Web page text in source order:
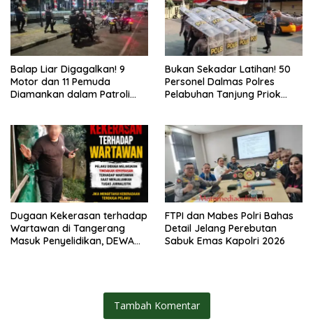
Balap Liar Digagalkan! 9
Motor dan 11 Pemuda
Diamankan dalam Patroli
Bukan Sekadar Latihan! 50
Personel Dalmas Polres
Pelabuhan Tanjung Priok
Dugaan Kekerasan terhadap
Wartawan di Tangerang
Masuk Penyelidikan, DEWA
FTPI dan Mabes Polri Bahas
Detail Jelang Perebutan
Sabuk Emas Kapolri 2026
Tambah Komentar